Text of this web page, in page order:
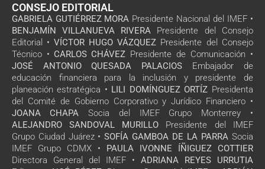
CONSEJO EDITORIAL
GABRIELA GUTIÉRREZ MORA Presidente Nacional del IMEF •
BENJAMÍN VILLANUEVA RIVERA Presidente del Consejo
Editorial • VÍCTOR HUGO VÁZQUEZ Presidente del Consejo
Técnico • CARLOS CHÁVEZ Presidente de Comunicación •
JOSÉ ANTONIO QUESADA PALACIOS Embajador de
educación financiera para la inclusión y presidente de
planeación estratégica • LILI DOMÍNGUEZ ORTÍZ Presidenta
del Comité de Gobierno Corporativo y Jurídico Financiero •
JOANA CHAPA Socia del IMEF Grupo Monterrey •
ALEJANDRO SANDOVAL MURILLO Presidente del IMEF
Grupo Ciudad Juárez • SOFÍA GAMBOA DE LA PARRA Socia
IMEF Grupo CDMX •
PAULA IVONNE ÍÑIGUEZ COTTIER
Directora General del IMEF • ADRIANA REYES URRUTIA